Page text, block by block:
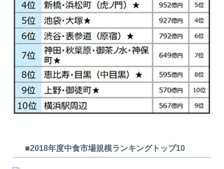
■2018年度中食市場規模ランキングトップ10